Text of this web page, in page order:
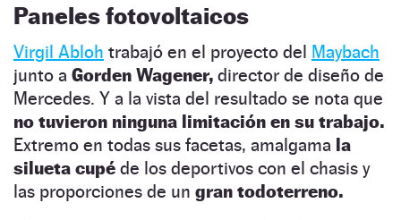
Paneles fotovoltaicos
Virgil Abloh trabajó en el proyecto del Maybach
junto a Gorden Wagener, director de diseño de
Mercedes. Y a la vista del resultado se nota que
no tuvieron ninguna limitación en su trabajo.
Extremo en todas sus facetas, amalgama la
silueta cupé de los deportivos con el chasis y
las proporciones de un gran todoterreno.